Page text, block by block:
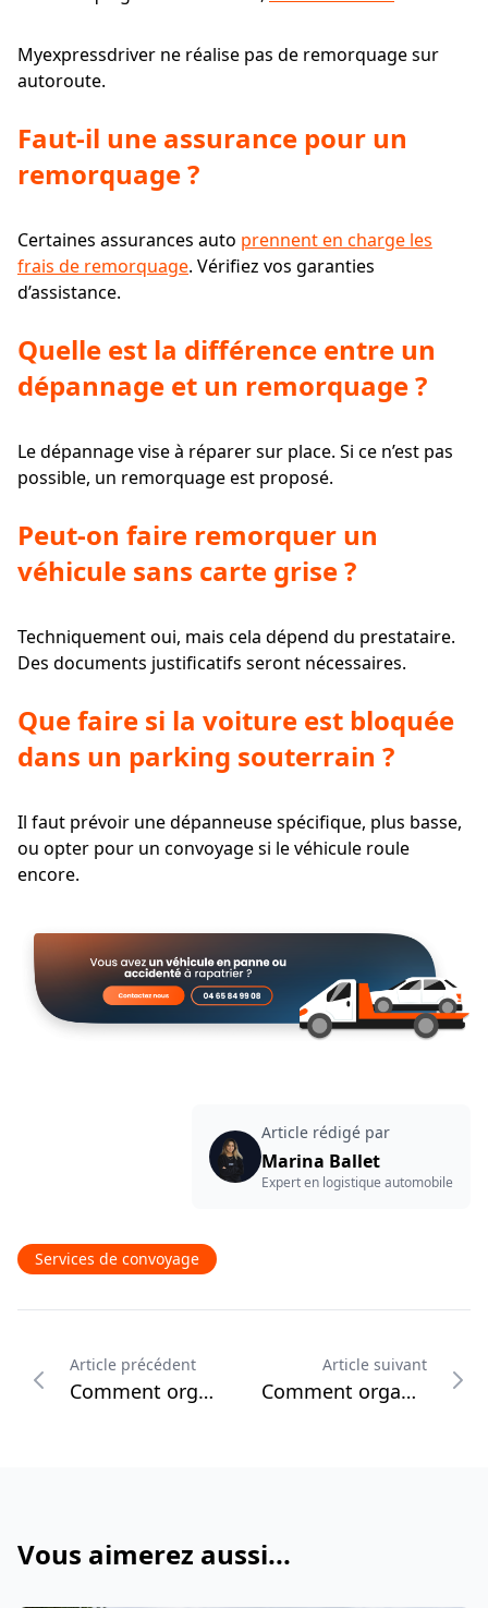
Myexpressdriver ne réalise pas de remorquage sur
autoroute.
Faut-il une assurance pour un
remorquage ?
Certaines assurances auto prennent en charge les
frais de remorquage. Vérifiez vos garanties
d’assistance.
Quelle est la différence entre un
dépannage et un remorquage ?
Le dépannage vise à réparer sur place. Si ce n’est pas
possible, un remorquage est proposé.
Peut-on faire remorquer un
véhicule sans carte grise ?
Techniquement oui, mais cela dépend du prestataire.
Des documents justificatifs seront nécessaires.
Que faire si la voiture est bloquée
dans un parking souterrain ?
Il faut prévoir une dépanneuse spécifique, plus basse,
ou opter pour un convoyage si le véhicule roule
encore.
Article rédigé par
Marina Ballet
Expert en logistique automobile
Services de convoyage
Article précédent
Comment organiser le transport d’une voiture de collection ?
Article suivant
Comment organiser le transport d’une voiture ancienne ?
Vous aimerez aussi...